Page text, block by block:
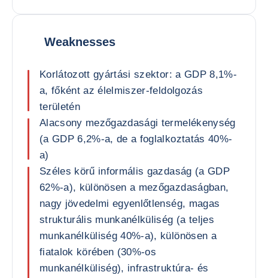
Weaknesses
Korlátozott gyártási szektor: a GDP 8,1%-
a, főként az élelmiszer-feldolgozás
területén
Alacsony mezőgazdasági termelékenység
(a GDP 6,2%-a, de a foglalkoztatás 40%-
a)
Széles körű informális gazdaság (a GDP
62%-a), különösen a mezőgazdaságban,
nagy jövedelmi egyenlőtlenség, magas
strukturális munkanélküliség (a teljes
munkanélküliség 40%-a), különösen a
fiatalok körében (30%-os
munkanélküliség), infrastruktúra- és